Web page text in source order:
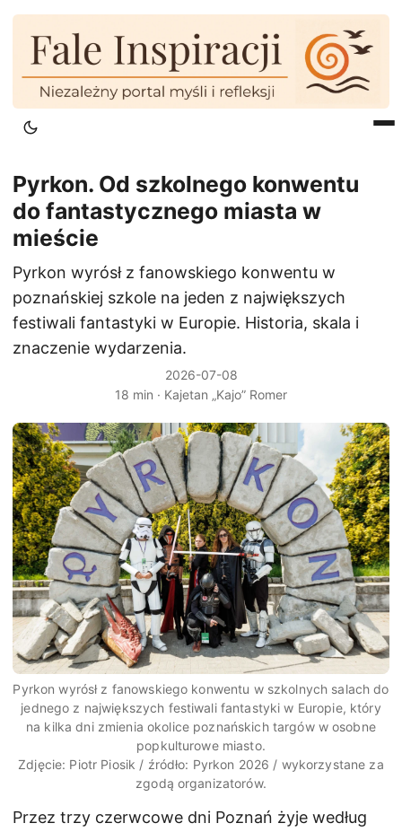
Pyrkon. Od szkolnego konwentu
do fantastycznego miasta w
mieście
Pyrkon wyrósł z fanowskiego konwentu w
poznańskiej szkole na jeden z największych
festiwali fantastyki w Europie. Historia, skala i
znaczenie wydarzenia.
2026-07-08
18 min · Kajetan „Kajo” Romer
Pyrkon wyrósł z fanowskiego konwentu w szkolnych salach do
jednego z największych festiwali fantastyki w Europie, który
na kilka dni zmienia okolice poznańskich targów w osobne
popkulturowe miasto.
Zdjęcie: Piotr Piosik / źródło: Pyrkon 2026 / wykorzystane za
zgodą organizatorów.
Przez trzy czerwcowe dni Poznań żyje według